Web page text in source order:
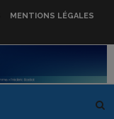
MENTIONS LÉGALES